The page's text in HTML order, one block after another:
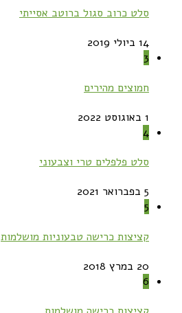
סלט כרוב סגול ברוטב אסייתי
14 ביולי 2019
3
חמוצים מהירים
1 באוגוסט 2022
4
סלט פלפלים טרי וצבעוני
5 בפברואר 2021
5
קציצות כרישה טבעוניות מושלמות
20 במרץ 2018
6